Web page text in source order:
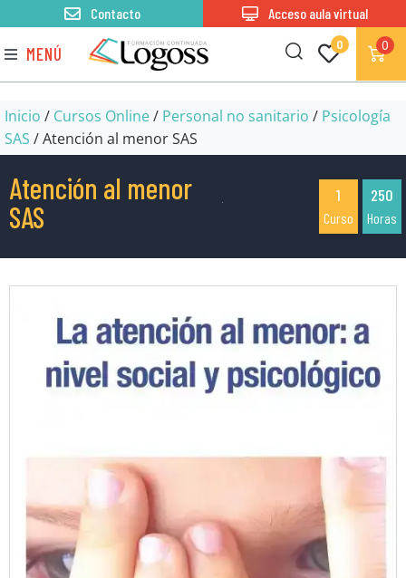
MENÚ 0 0
Contacto Acceso aula virtual
Inicio / Cursos Online/ Personal no sanitario / Psicología
SAS / Atención al menor SAS
Atención al menor
SAS
1
Curso
250
Horas